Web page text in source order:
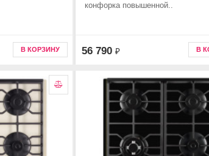
В КОРЗИНУ
конфорка повышенной..
56 790 ₽ В